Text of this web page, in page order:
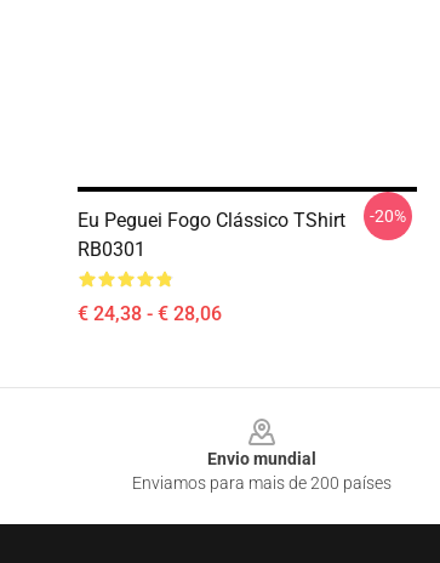
Eu Peguei Fogo Clássico TShirt
RB0301
€ 24,38 - € 28,06
-20%
Envio mundial
Enviamos para mais de 200 países